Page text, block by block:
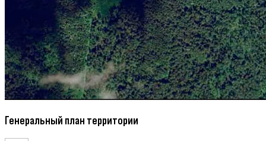
Генеральный план территории